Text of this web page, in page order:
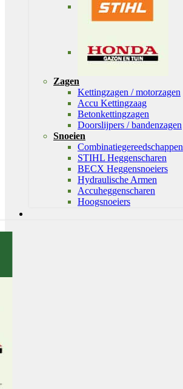
Zagen
Kettingzagen / motorzagen
Accu Kettingzaag
Betonkettingzagen
Doorslijpers / bandenzagen
Snoeien
Combinatiegereedschappen
STIHL Heggenscharen
BECX Heggensnoeiers
Hydraulische Armen
Accuheggenscharen
Hoogsnoeiers